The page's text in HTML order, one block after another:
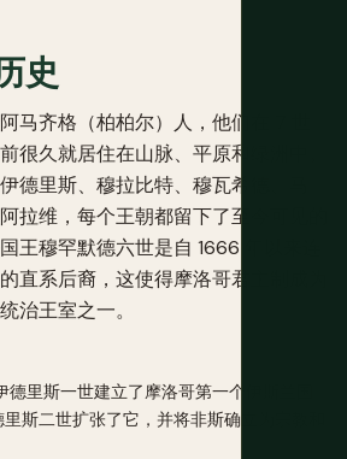
史
马齐格（柏柏尔）人，他们在 7 世
很久就居住在山脉、平原和绿洲中。
德里斯、穆拉比特、穆瓦希德、马
拉维，每个王朝都留下了至今可见的
王穆罕默德六世是自 1666 年以来连
直系后裔，这使得摩洛哥君主制成为
治王室之一。
德里斯一世建立了摩洛哥第一个伊斯兰国
斯二世扩张了它，并将非斯确立为宗教和